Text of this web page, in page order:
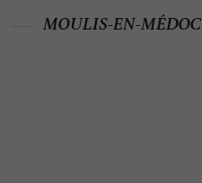
MOULIS-EN-MÉDOC